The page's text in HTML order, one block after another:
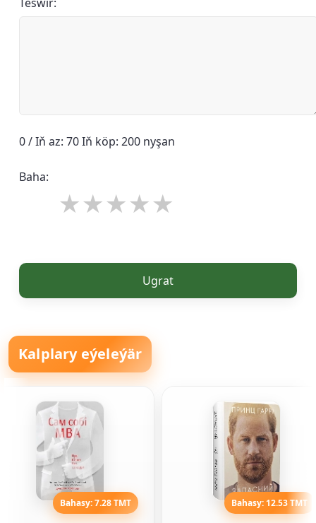
0 / Iň az: 70 Iň köp: 200 nyşan
Baha:
Ugrat
Kalplary eýeleýär
Bahasy: 7.28 TMT Bahasy: 12.53 TMT